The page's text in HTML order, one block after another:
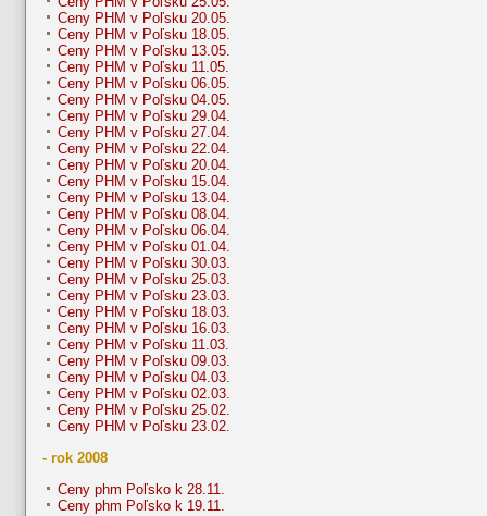
Ceny PHM v Poľsku 20.05.
Ceny PHM v Poľsku 18.05.
Ceny PHM v Poľsku 13.05.
Ceny PHM v Poľsku 11.05.
Ceny PHM v Poľsku 06.05.
Ceny PHM v Poľsku 04.05.
Ceny PHM v Poľsku 29.04.
Ceny PHM v Poľsku 27.04.
Ceny PHM v Poľsku 22.04.
Ceny PHM v Poľsku 20.04.
Ceny PHM v Poľsku 15.04.
Ceny PHM v Poľsku 13.04.
Ceny PHM v Poľsku 08.04.
Ceny PHM v Poľsku 06.04.
Ceny PHM v Poľsku 01.04.
Ceny PHM v Poľsku 30.03.
Ceny PHM v Poľsku 25.03.
Ceny PHM v Poľsku 23.03.
Ceny PHM v Poľsku 18.03.
Ceny PHM v Poľsku 16.03.
Ceny PHM v Poľsku 11.03.
Ceny PHM v Poľsku 09.03.
Ceny PHM v Poľsku 04.03.
Ceny PHM v Poľsku 02.03.
Ceny PHM v Poľsku 25.02.
Ceny PHM v Poľsku 23.02.
- rok 2008
Ceny phm Poľsko k 28.11.
Ceny phm Poľsko k 19.11.